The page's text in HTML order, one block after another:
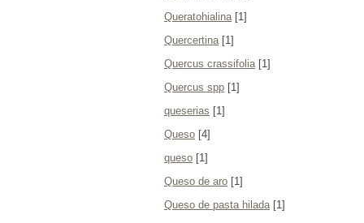
Queratohialina[1]
Quercertina[1]
Quercus crassifolia[1]
Quercus spp [1]
queserias [1]
Queso [4]
queso [1]
Queso de aro [1]
Queso de pasta hilada[1]